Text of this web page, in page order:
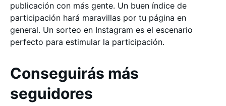
publicación con más gente. Un buen índice de
participación hará maravillas por tu página en
general. Un sorteo en Instagram es el escenario
perfecto para estimular la participación.
Conseguirás más
seguidores